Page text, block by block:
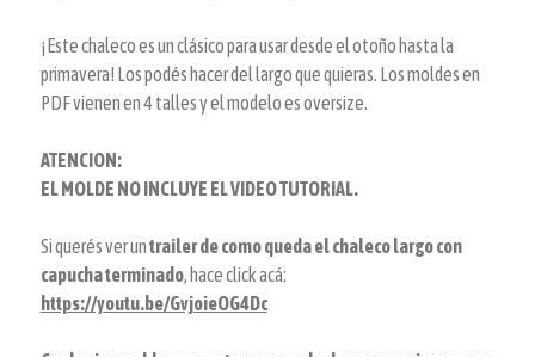
¡Este chaleco es un clásico para usar desde el otoño hasta la
primavera! Los podés hacer del largo que quieras. Los moldes en
PDF vienen en 4 talles y el modelo es oversize.
ATENCION:
EL MOLDE NO INCLUYE EL VIDEO TUTORIAL.
Si querés ver untrailer de como queda el chaleco largo con
capucha terminado, hace click acá:
https://youtu.be/GvjoieOG4Dc